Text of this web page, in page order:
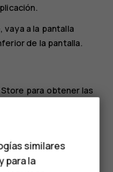
vaya a la pantalla
de la pantalla.
para obtener las
actualización
similares
para la